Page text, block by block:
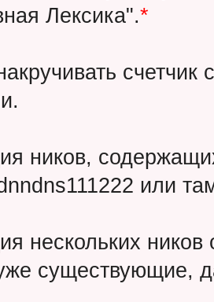
Лексика".*
ников,
или
нескольких
существующие,